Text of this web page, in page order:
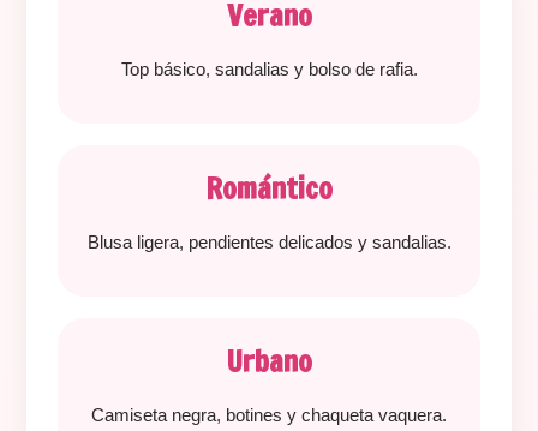
Verano
Top básico, sandalias y bolso de rafia.
Romántico
Blusa ligera, pendientes delicados y sandalias.
Urbano
Camiseta negra, botines y chaqueta vaquera.